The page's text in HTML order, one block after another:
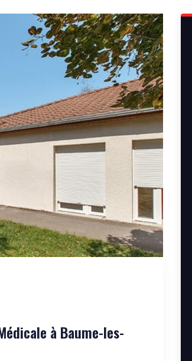
à Baume-les-